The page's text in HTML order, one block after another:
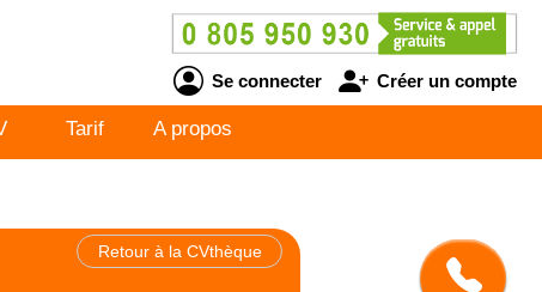
Se connecter Créer un compte
Tarif A propos
Retour à la CVthèque